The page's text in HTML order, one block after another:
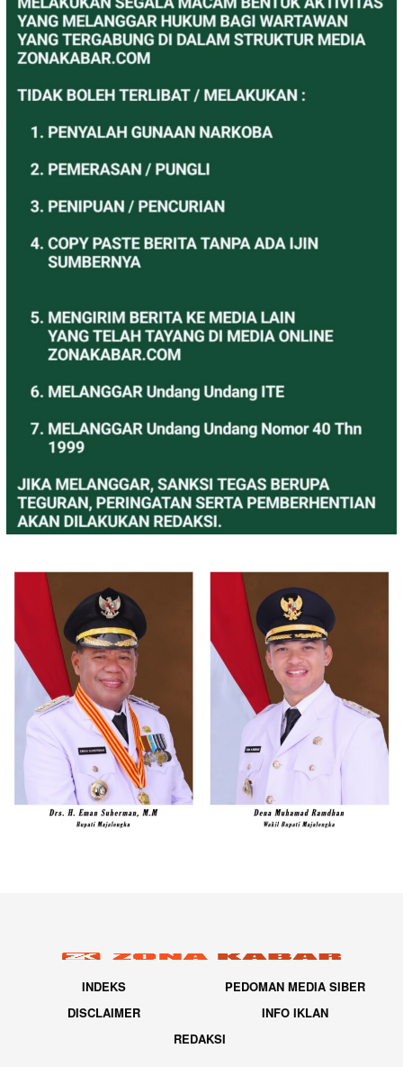
INDEKS
PEDOMAN MEDIA SIBER
DISCLAIMER
INFO IKLAN
REDAKSI